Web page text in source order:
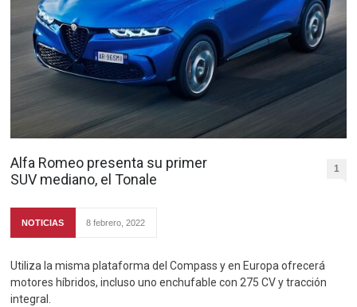
Alfa Romeo presenta su primer
SUV mediano, el Tonale
1
NOTICIAS 8 febrero, 2022
Utiliza la misma plataforma del Compass y en Europa ofrecerá
motores híbridos, incluso uno enchufable con 275 CV y tracción
integral.